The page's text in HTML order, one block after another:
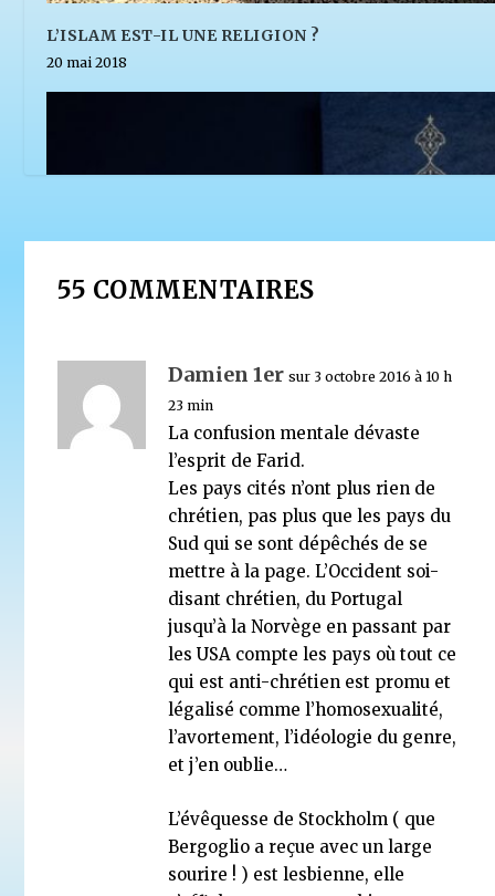
L’ISLAM EST-IL UNE RELIGION ?
20 mai 2018
La parole est aux Salafistes
55 COMMENTAIRES
Damien 1er sur 3 octobre 2016 à 10 h
23 min
La confusion mentale dévaste
l’esprit de Farid.
Les pays cités n’ont plus rien de
chrétien, pas plus que les pays du
Sud qui se sont dépêchés de se
mettre à la page. L’Occident soi-
disant chrétien, du Portugal
jusqu’à la Norvège en passant par
les USA compte les pays où tout ce
qui est anti-chrétien est promu et
légalisé comme l’homosexualité,
l’avortement, l’idéologie du genre,
et j’en oublie…
L’évêquesse de Stockholm ( que
Bergoglio a reçue avec un large
sourire ! ) est lesbienne, elle